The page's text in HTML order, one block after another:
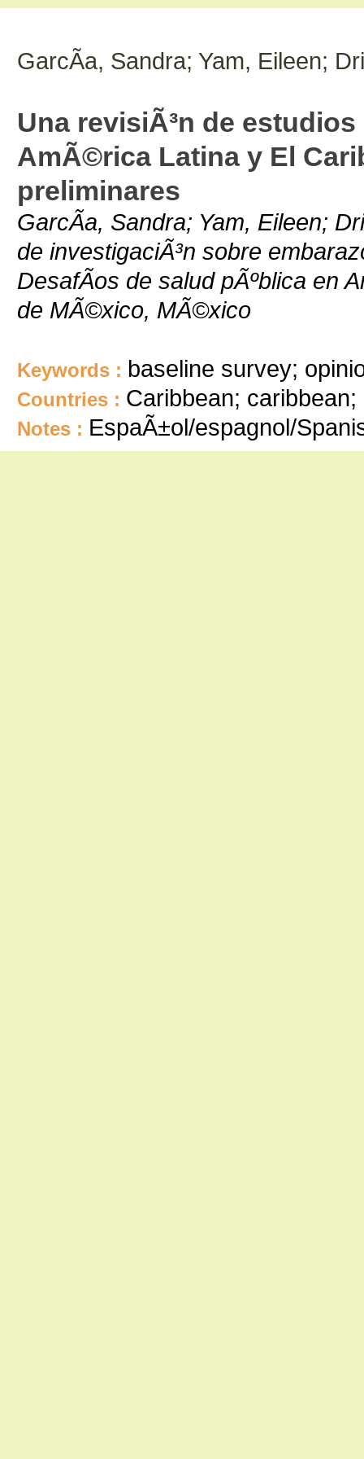
GarcÃ­a, Sandra; Yam, Eileen;
Una revisiÃ³n de
AmÃ©rica Latina y El
preliminares
GarcÃ­a, Sandra; Yam, Eileen;
de investigaciÃ³n sobre
DesafÃ­os de salud pÃºblica en
de MÃ©xico, MÃ©xico
Keywords : baseline survey;
Countries : Caribbean;
Notes : EspaÃ±ol/espagnol/